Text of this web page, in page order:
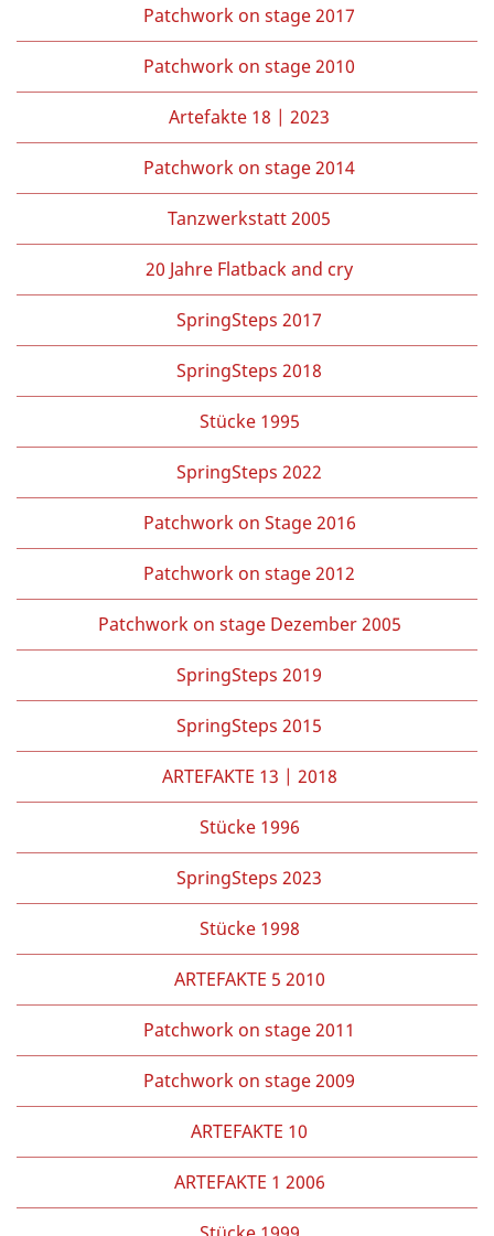
Patchwork on stage 2017
Patchwork on stage 2010
Artefakte 18 | 2023
Patchwork on stage 2014
Tanzwerkstatt 2005
20 Jahre Flatback and cry
SpringSteps 2017
SpringSteps 2018
Stücke 1995
SpringSteps 2022
Patchwork on Stage 2016
Patchwork on stage 2012
Patchwork on stage Dezember 2005
SpringSteps 2019
SpringSteps 2015
ARTEFAKTE 13 | 2018
Stücke 1996
SpringSteps 2023
Stücke 1998
ARTEFAKTE 5 2010
Patchwork on stage 2011
Patchwork on stage 2009
ARTEFAKTE 10
ARTEFAKTE 1 2006